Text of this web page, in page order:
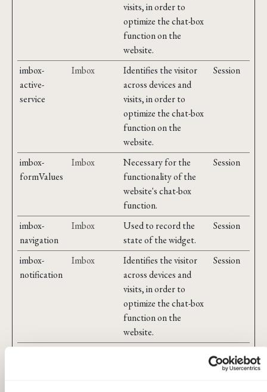
visits, in order to
optimize the chat-box
function on the
website.
imbox-
active-
service
Imbox
Identifies the visitor
across devices and
visits, in order to
optimize the chat-box
function on the
website.
Session
imbox-
formValues
Imbox
Necessary for the
functionality of the
website's chat-box
function.
Session
imbox-
navigation
Imbox
Used to record the
state of the widget.
Session
imbox-
notification
Imbox
Identifies the visitor
across devices and
visits, in order to
optimize the chat-box
function on the
website.
Session